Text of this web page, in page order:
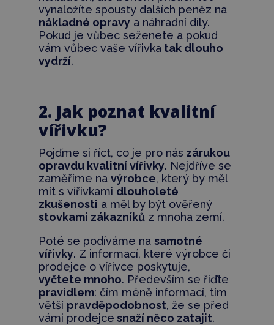
vynaložíte spousty dalších peněz na
nákladné opravya náhradní díly.
Pokud je vůbec seženete a pokud
vám vůbec vaše vířivkatak dlouho
vydrží.
2. Jak poznat kvalitní
vířivku?
Pojďme si říct, co je pro nás zárukou
opravdu kvalitní vířivky. Nejdříve se
zaměříme na výrobce, který by měl
mít s vířivkami dlouholeté
zkušenosti a měl by být ověřený
stovkami zákazníkůz mnoha zemí.
Poté se podíváme na samotné
vířivky. Z informací, které výrobce či
prodejce o vířivce poskytuje,
vyčtete mnoho. Především se řiďte
pravidlem: čím méně informací, tím
větší pravděpodobnost, že se před
vámi prodejce snaží něco zatajit.